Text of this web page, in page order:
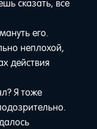
сказать, все
его.
неплохой,
действия
Я тоже